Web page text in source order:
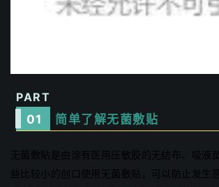
PART
01 简单了解无菌敷贴
无菌敷贴是由涂有医用压敏胶的无纺布、吸液
些比较小的创口使用无菌敷贴，可以防止发生